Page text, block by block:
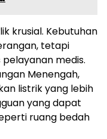
krusial. Kebutuhan
tetapi
medis.
Menengah,
listrik yang lebih
yang dapat
ruang bedah